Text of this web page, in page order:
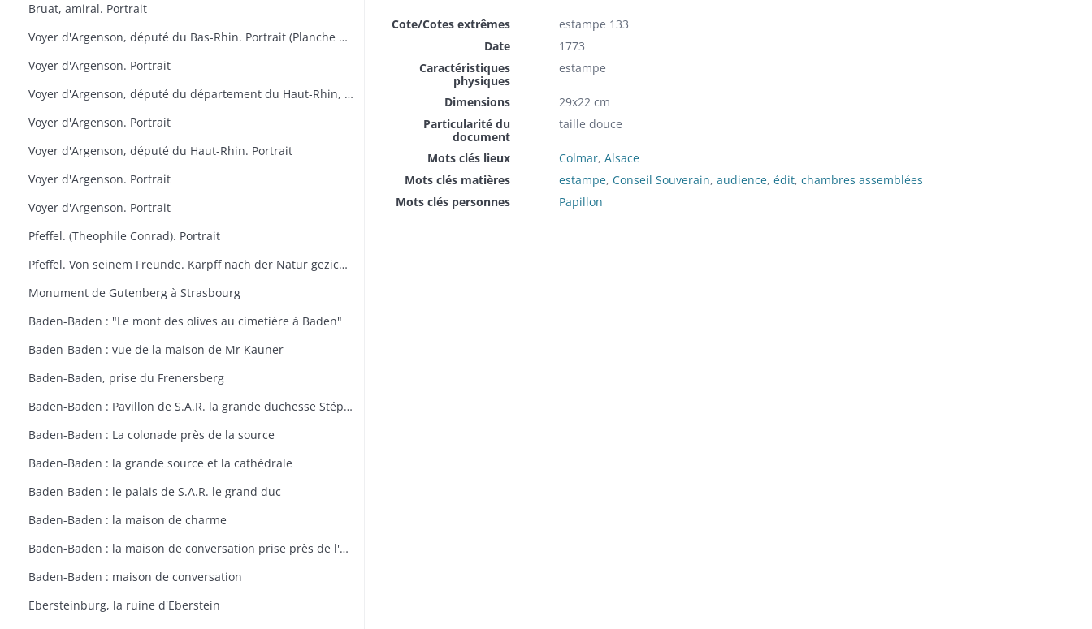
Bruat, amiral. Portrait
Voyer d'Argenson, député du Bas-Rhin. Portrait (Planche des Défenseurs des prévenus d'avril)
Voyer d'Argenson. Portrait
Voyer d'Argenson, député du département du Haut-Rhin, élu en 1817. Portrait
Voyer d'Argenson. Portrait
Voyer d'Argenson, député du Haut-Rhin. Portrait
Voyer d'Argenson. Portrait
Voyer d'Argenson. Portrait
Pfeffel. (Theophile Conrad). Portrait
Pfeffel. Von seinem Freunde. Karpff nach der Natur gezichnet. Portrait
Monument de Gutenberg à Strasbourg
Baden-Baden : "Le mont des olives au cimetière à Baden"
Baden-Baden : vue de la maison de Mr Kauner
Baden-Baden, prise du Frenersberg
Baden-Baden : Pavillon de S.A.R. la grande duchesse Stéphanie
Baden-Baden : La colonade près de la source
Baden-Baden : la grande source et la cathédrale
Baden-Baden : le palais de S.A.R. le grand duc
Baden-Baden : la maison de charme
Baden-Baden : la maison de conversation prise près de l'étang
Baden-Baden : maison de conversation
Ebersteinburg, la ruine d'Eberstein
Cote/Cotes extrêmes
estampe 133
Date
1773
Caractéristiques
physiques
estampe
Dimensions
29x22 cm
Particularité du
document
taille douce
Mots clés lieux Colmar, Alsace
Mots clés matières
estampe, Conseil Souverain, audience, édit, chambres assemblées
Mots clés personnes
Papillon